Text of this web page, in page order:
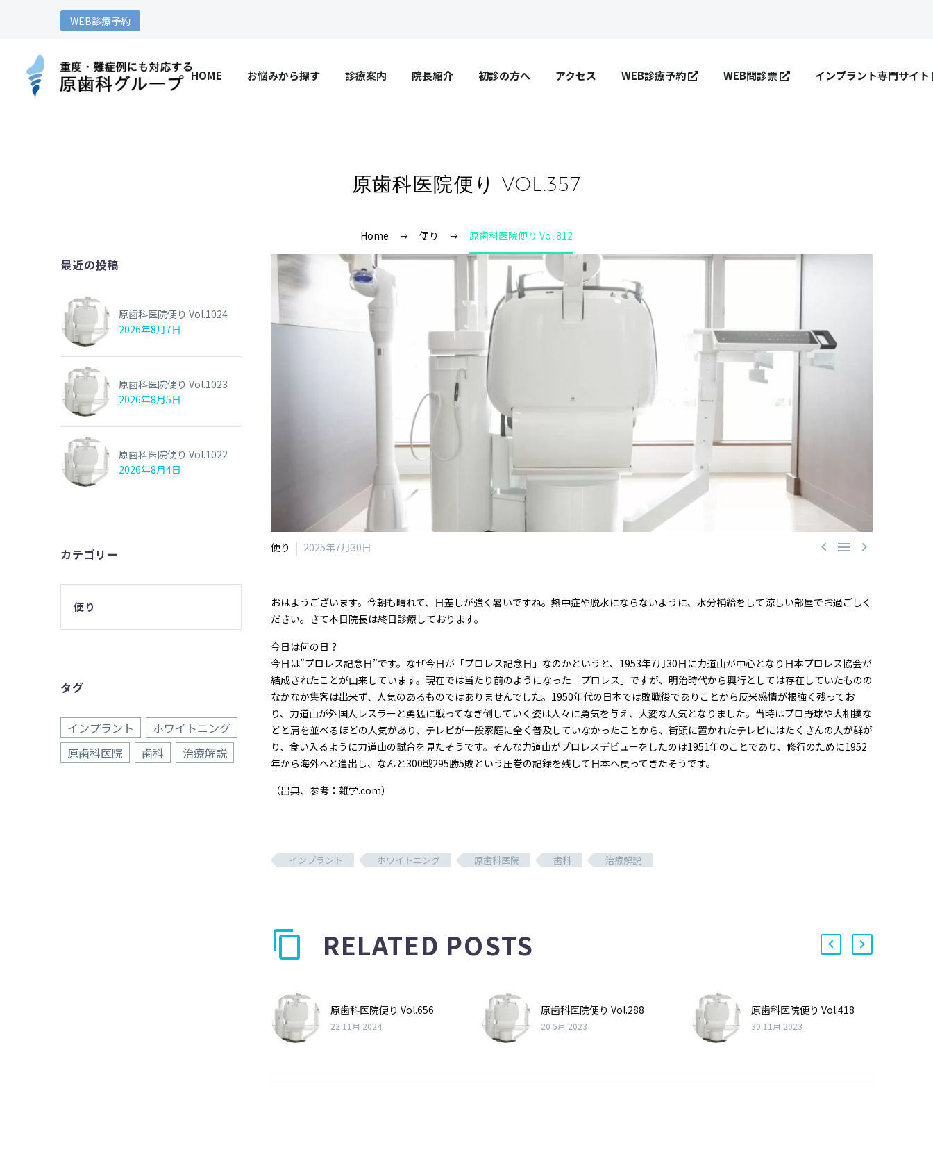
WEB診療予約
HOME お悩みから探す 診療案内 院長紹介 初診の方へ アクセス WEB診療予約 WEB問診票 インプラント専門サイト
原歯科医院便り VOL.357
Home 便り 原歯科医院便り Vol.812
  
便り 2025年7月30日
おはようございます。今朝も晴れて、日差しが強く暑いですね。熱中症や脱水にならないように、水分補給をして涼しい部屋でお過ごしく
ださい。さて本日院長は終日診療しております。
今日は何の日？
今日は”プロレス記念日”です。なぜ今日が「プロレス記念日」なのかというと、1953年7月30日に力道山が中心となり日本プロレス協会が
結成されたことが由来しています。現在では当たり前のようになった「プロレス」ですが、明治時代から興行としては存在していたものの
なかなか集客は出来ず、人気のあるものではありませんでした。1950年代の日本では敗戦後でありことから反米感情が根強く残ってお
り、力道山が外国人レスラーと勇猛に戦ってなぎ倒していく姿は人々に勇気を与え、大変な人気となりました。当時はプロ野球や大相撲な
どと肩を並べるほどの人気があり、テレビが一般家庭に全く普及していなかったことから、街頭に置かれたテレビにはたくさんの人が群が
り、食い入るように力道山の試合を見たそうです。そんな力道山がプロレスデビューをしたのは1951年のことであり、修行のために1952
年から海外へと進出し、なんと300戦295勝5敗という圧巻の記録を残して日本へ戻ってきたそうです。
（出典、参考：雑学.com）
インプラント ホワイトニング 原歯科医院 歯科 治療解説
RELATED POSTS
原歯科医院便り Vol.656
22 11月 2024
原歯科医院便り Vol.288
20 5月 2023
原歯科医院便り Vol.418
30 11月 2023
最近の投稿
原歯科医院便り Vol.1024
2026年8月7日
原歯科医院便り Vol.1023
2026年8月5日
原歯科医院便り Vol.1022
2026年8月4日
カテゴリー
便り
タグ
インプラント
ホワイトニング
原歯科医院
歯科 治療解説